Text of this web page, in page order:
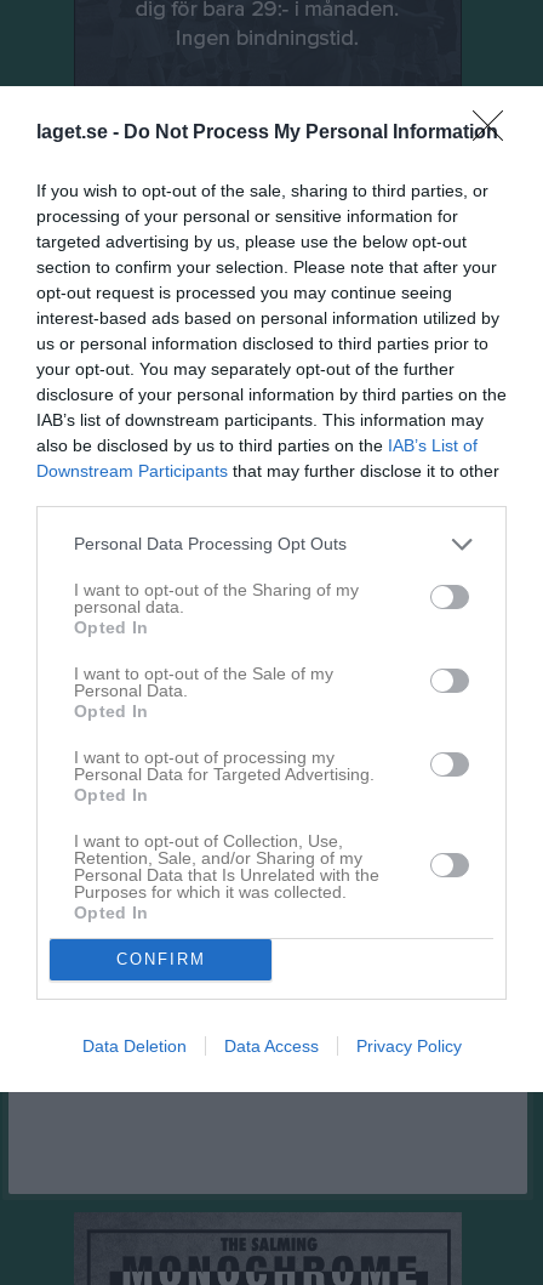
laget.se - Do Not Process My Personal Information
If you wish to opt-out of the sale, sharing to third parties, or
processing of your personal or sensitive information for
targeted advertising by us, please use the below opt-out
section to confirm your selection. Please note that after your
opt-out request is processed you may continue seeing
interest-based ads based on personal information utilized by
us or personal information disclosed to third parties prior to
your opt-out. You may separately opt-out of the further
disclosure of your personal information by third parties on the
IAB’s list of downstream participants. This information may
also be disclosed by us to third parties on the IAB’s List of
Downstream Participants that may further disclose it to other
Personal Data Processing Opt Outs
I want to opt-out of the Sharing of my
personal data.
Opted In
I want to opt-out of the Sale of my
Personal Data.
Opted In
I want to opt-out of processing my
Personal Data for Targeted Advertising.
Opted In
I want to opt-out of Collection, Use,
Retention, Sale, and/or Sharing of my
Personal Data that Is Unrelated with the
Purposes for which it was collected.
Opted In
CONFIRM
Data Deletion Data Access Privacy Policy
Senast uppladdade video
Logga in och ladda upp ert första klipp
Inget album finns skapat
På gång Kalender
Inga kommande aktiviteter